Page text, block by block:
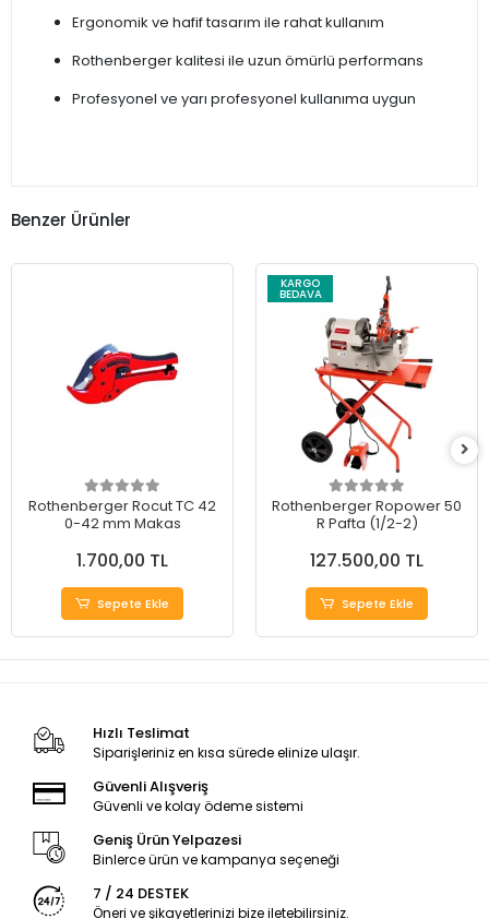
Ergonomik ve hafif tasarım ile rahat kullanım
Rothenberger kalitesi ile uzun ömürlü performans
Profesyonel ve yarı profesyonel kullanıma uygun
Benzer Ürünler
Rothenberger Rocut TC 42
0-42 mm Makas
1.700,00 TL
Sepete Ekle
KARGO
BEDAVA
Rothenberger Ropower 50
R Pafta (1/2-2)
127.500,00 TL
Sepete Ekle
Hızlı Teslimat
Siparişleriniz en kısa sürede elinize ulaşır.
Güvenli Alışveriş
Güvenli ve kolay ödeme sistemi
Geniş Ürün Yelpazesi
Binlerce ürün ve kampanya seçeneği
7 / 24 DESTEK
Öneri ve şikayetlerinizi bize iletebilirsiniz.